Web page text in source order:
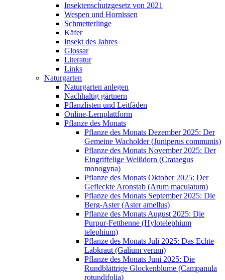
Insektenschutzgesetz von 2021
Wespen und Hornissen
Schmetterlinge
Käfer
Insekt des Jahres
Glossar
Literatur
Links
Naturgarten
Naturgarten anlegen
Nachhaltig gärtnern
Pflanzlisten und Leitfäden
Online-Lernplattform
Pflanze des Monats
Pflanze des Monats Dezember 2025: Der
Gemeine Wacholder (Juniperus communis)
Pflanze des Monats November 2025: Der
Eingriffelige Weißdorn (Crataegus
monogyna)
Pflanze des Monats Oktober 2025: Der
Gefleckte Aronstab (Arum maculatum)
Pflanze des Monats September 2025: Die
Berg-Aster (Aster amellus)
Pflanze des Monats August 2025: Die
Purpur-Fetthenne (Hylotelephium
telephium)
Pflanze des Monats Juli 2025: Das Echte
Labkraut (Galium verum)
Pflanze des Monats Juni 2025: Die
Rundblättrige Glockenblume (Campanula
rotundifolia)